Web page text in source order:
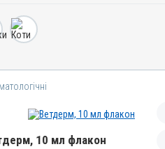
10 мл флакон